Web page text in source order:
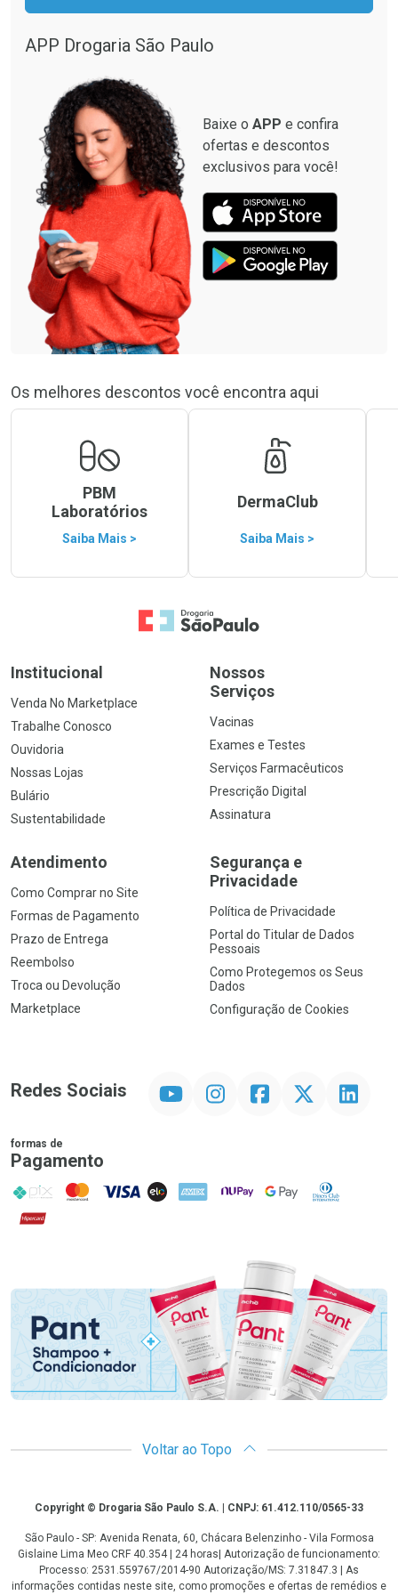
APP Drogaria São Paulo
Baixe o APP e confira
ofertas e descontos
exclusivos para você!
Os melhores descontos você encontra aqui
PBM
Laboratórios
Saiba Mais >
DermaClub
Saiba Mais >
Ir para a Home
Institucional
Venda No Marketplace
Trabalhe Conosco
Ouvidoria
Nossas Lojas
Bulário
Sustentabilidade
Nossos
Serviços
Vacinas
Exames e Testes
Serviços Farmacêuticos
Prescrição Digital
Assinatura
Atendimento
Como Comprar no Site
Formas de Pagamento
Prazo de Entrega
Reembolso
Troca ou Devolução
Marketplace
Segurança e
Privacidade
Política de Privacidade
Portal do Titular de Dados
Pessoais
Como Protegemos os Seus
Dados
Configuração de Cookies
Redes Sociais InstagramFacebookTwitter Linkedin
formas de
Pagamento
PIX MasterCard
VISA ELO AMEX NuPay Google PayDiners Club
Hipercard
Promoção em Destaque
Voltar ao Topo
CopyrightCopyright © Drogaria São Paulo S.A. | CNPJ: 61.412.110/0565-33
São Paulo - SP: Avenida Renata, 60, Chácara Belenzinho - Vila Formosa
Gislaine Lima Meo CRF 40.354 | 24 horas| Autorização de funcionamento:
Processo: 2531.559767/2014-90 Autorização/MS: 7.31847.3 | As
informações contidas neste site, como promoções e ofertas de remédios e